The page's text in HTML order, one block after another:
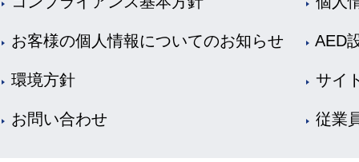
お客様の個人情報についてのお知らせ AED
環境方針 サイ
お問い合わせ 従業